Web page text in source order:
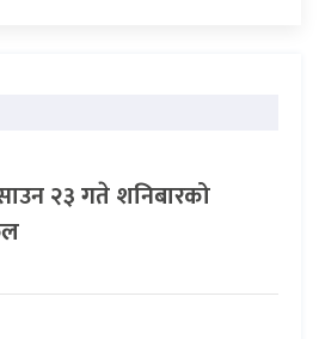
२३ गते शनिबारको